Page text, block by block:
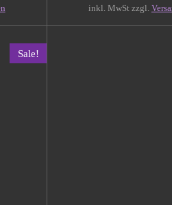
inkl. MwSt zzgl.
Sale!